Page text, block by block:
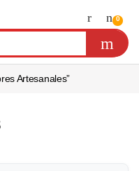
0
Artesanales”